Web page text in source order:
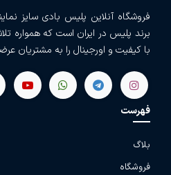
فروشگاه آنلاین پلیس بادی سایز
برند پلیس در ایران است که همواره
با کیفیت و اورجینال را به مشتریان
فهرست
بلاگ
فروشگاه